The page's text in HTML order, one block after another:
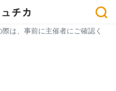
検索結果
になっている場合がございま
は、事前に主催者にご確認く